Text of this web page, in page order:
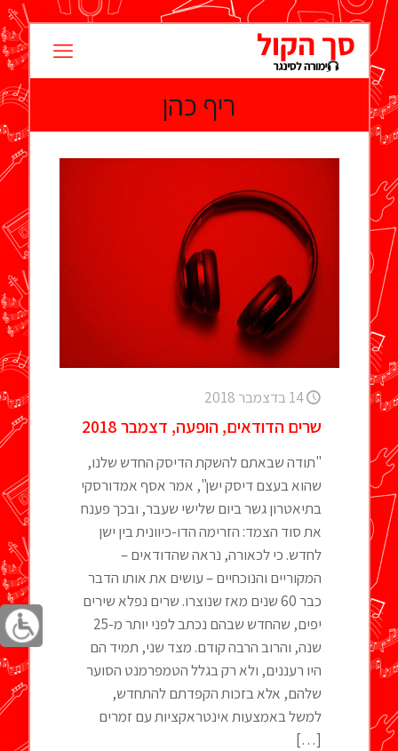
ריף כהן
14 בדצמבר 2018
שרים הדודאים, הופעה, דצמבר 2018
"תודה שבאתם להשקת הדיסק החדש שלנו,
שהוא בעצם דיסק ישן", אמר אסף אמדורסקי
בתיאטרון גשר ביום שלישי שעבר, ובכך פענח
את סוד הצמד: הזרימה הדו-כיוונית בין ישן
לחדש. כי לכאורה, נראה שהדודאים –
המקוריים והנוכחיים – עושים את אותו הדבר
כבר 60 שנים מאז שנוצרו. שרים נפלא שירים
יפים, שהחדש שבהם נכתב לפני יותר מ-25
שנה, והרוב הרבה קודם. מצד שני, תמיד הם
היו רעננים, ולא רק בגלל הטמפרמנט הסוער
שלהם, אלא בזכות הקפדתם להתחדש,
למשל באמצעות אינטראקציות עם זמרים
[…]